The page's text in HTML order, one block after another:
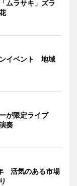
ムラサキ」ズラ
イベント 地域
が限定ライブ
奏
活気のある市場